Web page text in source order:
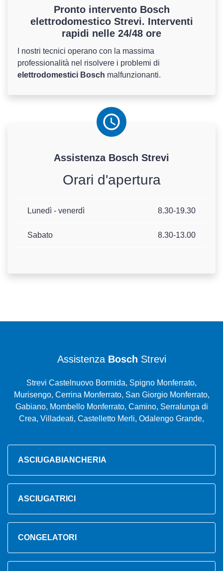
Pronto intervento Bosch
elettrodomestico Strevi. Interventi
rapidi nelle 24/48 ore
I nostri tecnici operano con la massima
professionalità nel risolvere i problemi di
elettrodomestici Bosch malfunzionanti.
Assistenza Bosch Strevi
Orari d'apertura
Lunedì - venerdì 8.30-19.30
Sabato 8.30-13.00
Assistenza Bosch Strevi
Strevi Castelnuovo Bormida, Spigno Monferrato,
Murisengo, Cerrina Monferrato, San Giorgio Monferrato,
Gabiano, Mombello Monferrato, Camino, Serralunga di
Crea, Villadeati, Castelletto Merli, Odalengo Grande,
ASCIUGABIANCHERIA
ASCIUGATRICI
CONGELATORI